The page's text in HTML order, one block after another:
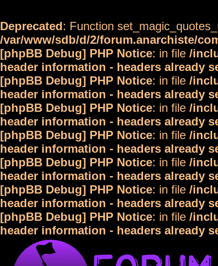
Deprecated: Function
/var/www/sdb/d/2/forum.anarchiste/
[phpBB Debug] PHP Notice: in file /
header information - headers already
[phpBB Debug] PHP Notice: in file /
header information - headers already
[phpBB Debug] PHP Notice: in file /
header information - headers already
[phpBB Debug] PHP Notice: in file /
header information - headers already
[phpBB Debug] PHP Notice: in file /
header information - headers already
[phpBB Debug] PHP Notice: in file /
header information - headers already
[phpBB Debug] PHP Notice: in file /
header information - headers already